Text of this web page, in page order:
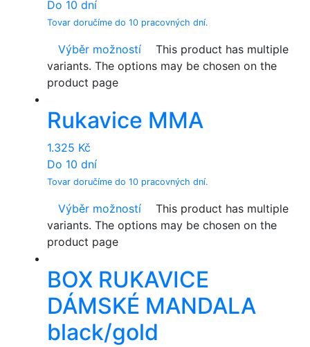
Do 10 dní
Tovar doručíme do 10 pracovných dní.
Výběr možností
This product has multiple
variants. The options may be chosen on the
product page
Rukavice MMA
1.325 Kč
Do 10 dní
Tovar doručíme do 10 pracovných dní.
Výběr možností
This product has multiple
variants. The options may be chosen on the
product page
BOX RUKAVICE
DÁMSKÉ MANDALA
black/gold